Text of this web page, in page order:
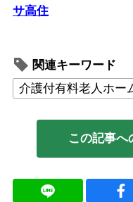
サ高住
関連キーワード
介護付有料老人ホー
この記事へ